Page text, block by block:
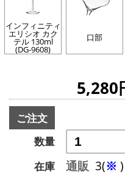
インフィニティ
エリシオ カク
テル 130ml
(DG-9608)
口部
5,280
ご注文
数量
在庫
通販 3(※ )